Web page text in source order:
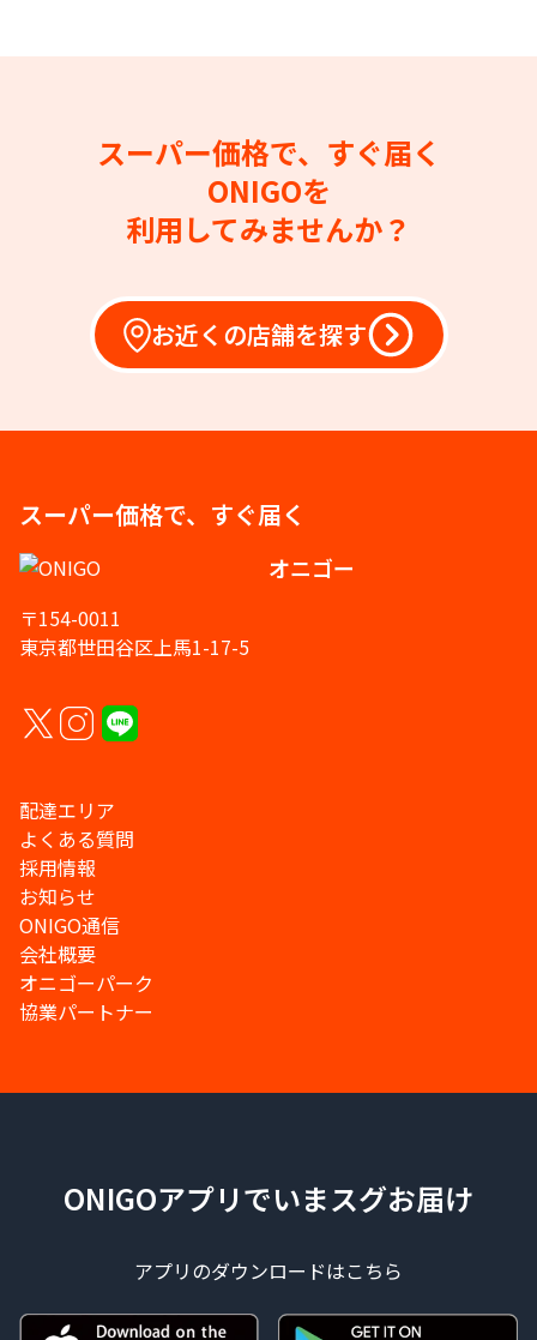
スーパー価格で、すぐ届く
ONIGOを
利用してみませんか？
お近くの店舗を探す
スーパー価格で、すぐ届く
オニゴー
〒154-0011
東京都世田谷区上馬1-17-5
配達エリア
よくある質問
採用情報
お知らせ
ONIGO通信
会社概要
オニゴーパーク
協業パートナー
ONIGOアプリでいまスグお届け
アプリのダウンロードはこちら